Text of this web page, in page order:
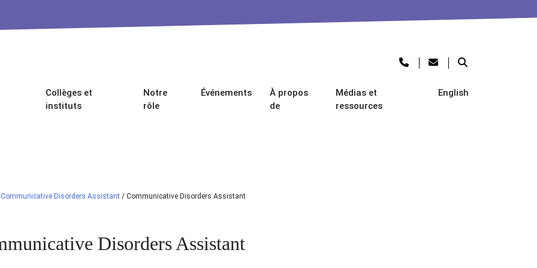
Collèges et
instituts
Notre
rôle
Événements
À propos
de
Médias et
ressources
English
Communicative Disorders Assistant / Communicative Disorders Assistant
Disorders Assistant